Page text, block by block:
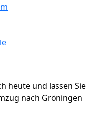
heute und lassen Sie
nach Gröningen